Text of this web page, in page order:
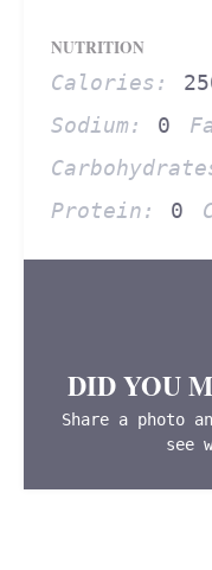
NUTRITION
Calories:
Sodium:
0
Protein:
0
DID YOU
Share a photo
see